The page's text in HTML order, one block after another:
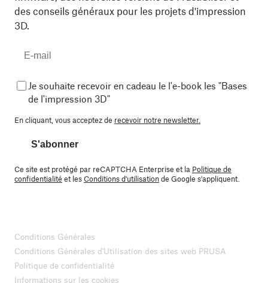
des conseils généraux pour les projets d'impression
3D.
Je souhaite recevoir en cadeau le l'e-book les "Bases
de l'impression 3D"
En cliquant, vous acceptez de recevoir notre newsletter.
S'abonner
Ce site est protégé par reCAPTCHA Enterprise et la Politique de
confidentialité et lesConditions d'utilisationde Google s'appliquent.
Conditions Générales
Conditions Générales d'Utilisation des sites web PRUSA
Politique de confidentialité
Informations sur les cookies